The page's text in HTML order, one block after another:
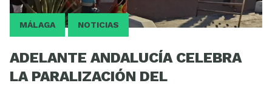
MÁLAGA NOTICIAS
ADELANTE ANDALUCÍA CELEBRA
LA PARALIZACIÓN DEL